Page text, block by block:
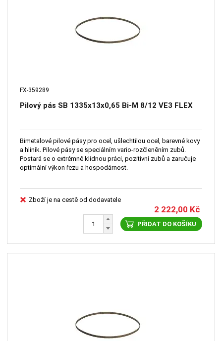
FX-359289
Pilový pás SB 1335x13x0,65 Bi-M 8/12 VE3 FLEX
Bimetalové pilové pásy pro ocel, ušlechtilou ocel, barevné kovy
a hliník. Pilové pásy se speciálním vario-rozčleněním zubů.
Postará se o extrémně klidnou práci, pozitivní zubů a zaručuje
optimální výkon řezu a hospodárnost.
Zboží je na cestě od dodavatele
2 222,00 Kč
PŘIDAT DO KOŠÍKU